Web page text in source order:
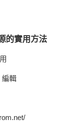
的實用方法
編輯